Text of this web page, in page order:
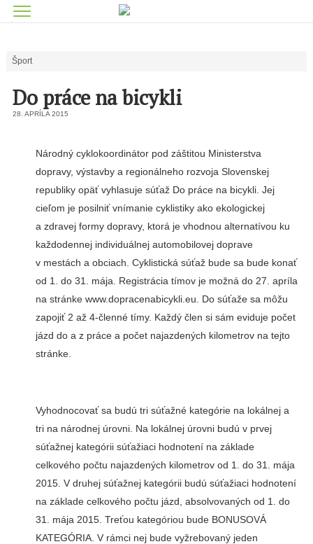
Šport
Do práce na bicykli
28. APRÍLA 2015
Národný cyklokoordinátor pod záštitou Ministerstva
dopravy, výstavby a regionálneho rozvoja Slovenskej
republiky opäť vyhlasuje súťaž Do práce na bicykli. Jej
cieľom je posilniť vnímanie cyklistiky ako ekologickej
a zdravej formy dopravy, ktorá je vhodnou alternatívou ku
každodennej individuálnej automobilovej doprave
v mestách a obciach. Cyklistická súťaž bude sa bude konať
od 1. do 31. mája. Registrácia tímov je možná do 27. apríla
na stránke www.dopracenabicykli.eu. Do súťaže sa môžu
zapojiť 2 až 4-členné tímy. Každý člen si sám eviduje počet
jázd do a z práce a počet najazdených kilometrov na tejto
stránke.
Vyhodnocovať sa budú tri súťažné kategórie na lokálnej a
tri na národnej úrovni. Na lokálnej úrovni budú v prvej
súťažnej kategórii súťažiaci hodnotení na základe
celkového počtu najazdených kilometrov od 1. do 31. mája
2015. V druhej súťažnej kategórii budú súťažiaci hodnotení
na základe celkového počtu jázd, absolvovaných od 1. do
31. mája 2015. Treťou kategóriou bude BONUSOVÁ
KATEGÓRIA. V rámci nej bude vyžrebovaný jeden